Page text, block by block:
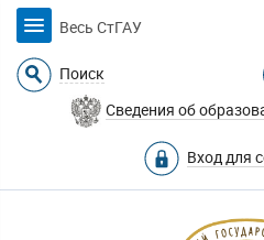
Весь СтГАУ
Поиск
Сведения об
Вход для